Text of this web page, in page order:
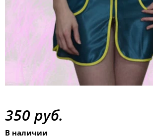
350 руб.
В наличии